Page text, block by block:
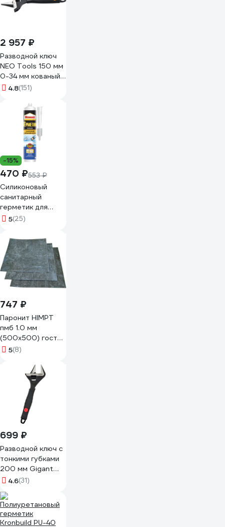
2 957 ₽
Разводной ключ
NEO Tools 150 мм
0-34 мм кованый
03-015
4.8(151)
-15%
470 ₽553 ₽
Силиконовый
санитарный
герметик для
ванной и кухни
280 мл Б0018852
5(25)
747 ₽
Паронит HIMPT
пмб 1.0 мм
(500x500) гост
481-80 00-
5(8)
699 ₽
Разводной ключ с
тонкими губками
200 мм Gigant
Professional
4.6(31)